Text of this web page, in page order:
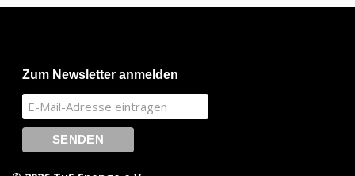
Zum Newsletter anmelden